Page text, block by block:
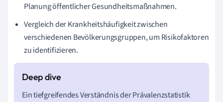
Planung öffentlicher Gesundheitsmaßnahmen.
Vergleich der Krankheitshäufigkeit zwischen
verschiedenen Bevölkerungsgruppen, um Risikofaktoren
zu identifizieren.
Ein tiefgreifendes Verständnis der Prävalenzstatistik